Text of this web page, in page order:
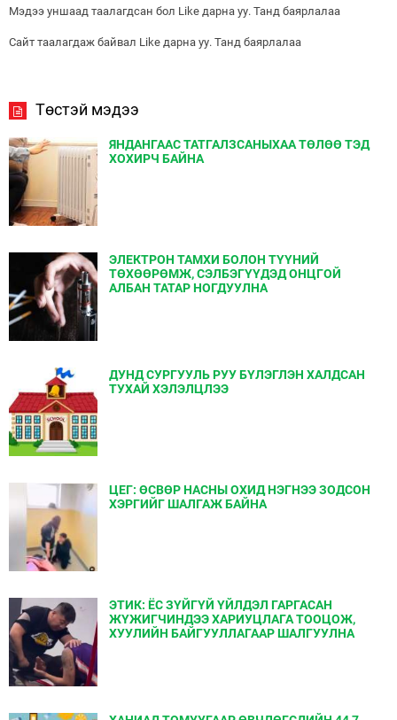
Мэдээ уншаад таалагдсан бол Like дарна уу. Танд баярлалаа
Сайт таалагдаж байвал Like дарна уу. Танд баярлалаа
Төстэй мэдээ
ЯНДАНГААС ТАТГАЛЗСАНЫХАА ТӨЛӨӨ ТЭД
ХОХИРЧ БАЙНА
ЭЛЕКТРОН ТАМХИ БОЛОН ТҮҮНИЙ
ТӨХӨӨРӨМЖ, СЭЛБЭГҮҮДЭД ОНЦГОЙ
АЛБАН ТАТАР НОГДУУЛНА
ДУНД СУРГУУЛЬ РУУ БҮЛЭГЛЭН ХАЛДСАН
ТУХАЙ ХЭЛЭЛЦЛЭЭ
ЦЕГ: ӨСВӨР НАСНЫ ОХИД НЭГНЭЭ ЗОДСОН
ХЭРГИЙГ ШАЛГАЖ БАЙНА
ЭТИК: ЁС ЗҮЙГҮЙ ҮЙЛДЭЛ ГАРГАСАН
ЖҮЖИГЧИНДЭЭ ХАРИУЦЛАГА ТООЦОЖ,
ХУУЛИЙН БАЙГУУЛЛАГААР ШАЛГУУЛНА